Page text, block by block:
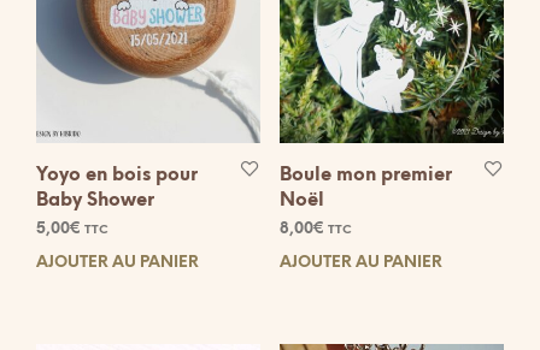
Yoyo en bois pour
Baby Shower
5,00€ TTC
AJOUTER AU PANIER
Boule mon premier
Noël
8,00€ TTC
AJOUTER AU PANIER